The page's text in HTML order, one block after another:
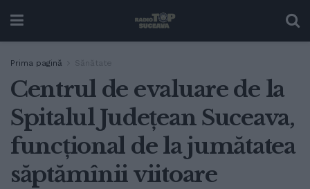
Prima pagină Sănătate
Centrul de evaluare de la
Spitalul Județean Suceava,
funcțional de la jumătatea
săptămînii viitoare